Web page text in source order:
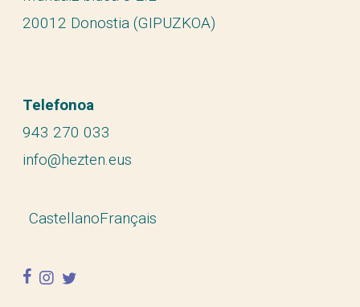
20012 Donostia (GIPUZKOA)
Telefonoa
943 270 033
info@hezten.eus
CastellanoFrançais
facebook
instagram
twitter